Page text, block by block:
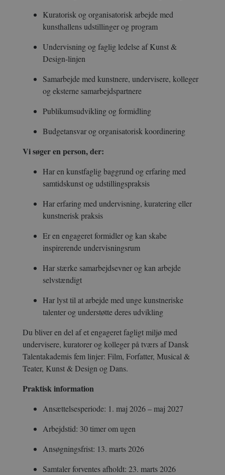
Kuratorisk og organisatorisk arbejde med
kunsthallens udstillinger og program
Undervisning og faglig ledelse af Kunst &
Design-linjen
Samarbejde med kunstnere, undervisere, kolleger
og eksterne samarbejdspartnere
Publikumsudvikling og formidling
Budgetansvar og organisatorisk koordinering
Vi søger en person, der:
Har en kunstfaglig baggrund og erfaring med
samtidskunst og udstillingspraksis
Har erfaring med undervisning, kuratering eller
kunstnerisk praksis
Er en engageret formidler og kan skabe
inspirerende undervisningsrum
Har stærke samarbejdsevner og kan arbejde
selvstændigt
Har lyst til at arbejde med unge kunstneriske
talenter og understøtte deres udvikling
Du bliver en del af et engageret fagligt miljø med
undervisere, kuratorer og kolleger på tværs af Dansk
Talentakademis fem linjer: Film, Forfatter, Musical &
Teater, Kunst & Design og Dans.
Praktisk information
Ansættelsesperiode: 1. maj 2026 – maj 2027
Arbejdstid: 30 timer om ugen
Ansøgningsfrist: 13. marts 2026
Samtaler forventes afholdt: 23. marts 2026